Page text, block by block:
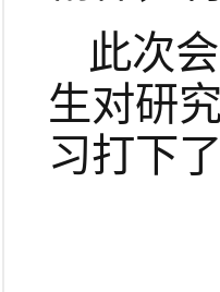
此次
生对研
习打下